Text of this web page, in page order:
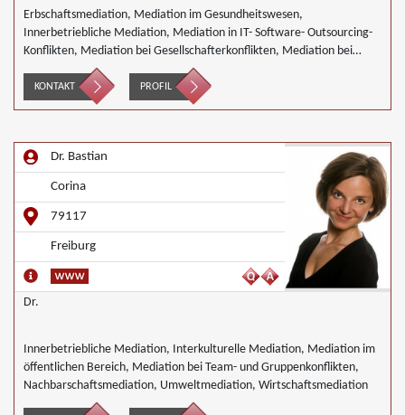
Erbschaftsmediation, Mediation im Gesundheitswesen,
Innerbetriebliche Mediation, Mediation in IT- Software- Outsourcing-
Konflikten, Mediation bei Gesellschafterkonflikten, Mediation bei
Team- und Gruppenkonflikten, Mediation von
Unternehmensnachfolgen, Mediation in der Wohnungswirtschaft,
Wirtschaftsmediation
KONTAKT PROFIL
Dr. Bastian
Corina
79117
Freiburg
Dr.
Innerbetriebliche Mediation, Interkulturelle Mediation, Mediation im
öffentlichen Bereich, Mediation bei Team- und Gruppenkonflikten,
Nachbarschaftsmediation, Umweltmediation, Wirtschaftsmediation